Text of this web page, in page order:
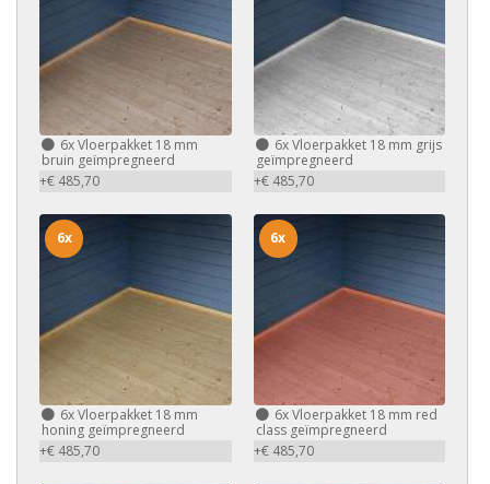
6xVloerpakket 18 mm
bruin geïmpregneerd
+€ 485,70
6xVloerpakket 18 mm grijs
geïmpregneerd
+€ 485,70
6xVloerpakket 18 mm
honing geïmpregneerd
+€ 485,70
6x
6xVloerpakket 18 mm red
class geïmpregneerd
+€ 485,70
6x